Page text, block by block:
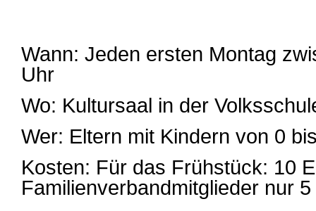
Wann: Jeden ersten Montag
Uhr
Wo: Kultursaal in der
Wer: Eltern mit Kindern von 0
Kosten: Für das Frühstück: 10
Familienverbandmitglieder nur